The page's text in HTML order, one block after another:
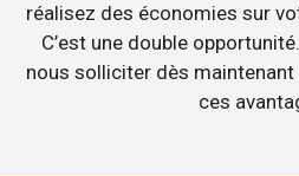
réalisez des économies sur
C’est une double
nous solliciter dès
ces